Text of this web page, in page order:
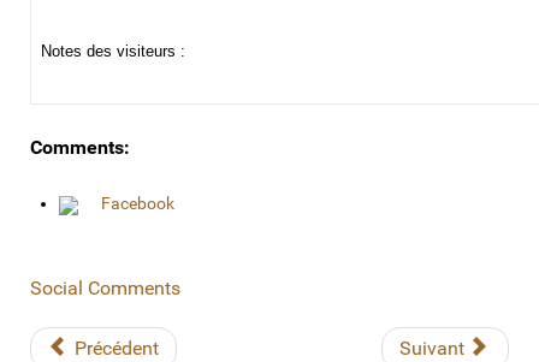
Notes des visiteurs :
Comments:
Facebook
Social Comments
Précédent Suivant